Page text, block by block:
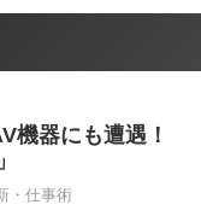
機器にも遭遇！
・仕事術